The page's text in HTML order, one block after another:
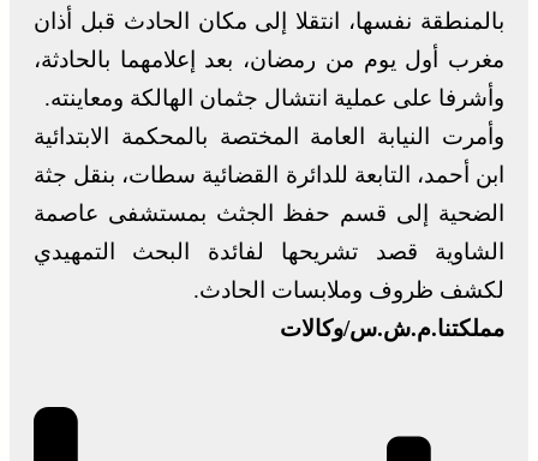
بالمنطقة نفسها، انتقلا إلى مكان الحادث قبل أذان
مغرب أول يوم من رمضان، بعد إعلامهما بالحادثة،
وأشرفا على عملية انتشال جثمان الهالكة ومعاينته.
وأمرت النيابة العامة المختصة بالمحكمة الابتدائية
ابن أحمد، التابعة للدائرة القضائية سطات، بنقل جثة
الضحية إلى قسم حفظ الجثث بمستشفى عاصمة
الشاوية قصد تشريحها لفائدة البحث التمهيدي
لكشف ظروف وملابسات الحادث.
مملكتنا.م.ش.س/وكالات